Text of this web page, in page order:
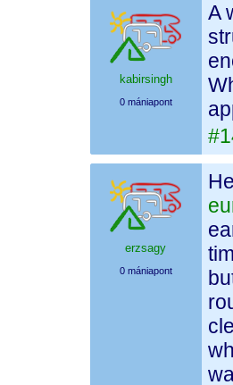
kabirsingh
0 mániapont
A
erzsagy
0 mániapont